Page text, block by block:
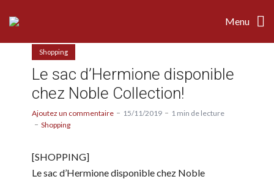
Menu
Shopping
Le sac d’Hermione disponible
chez Noble Collection!
Ajoutez un commentaire 15/11/2019
1 min de lecture
Shopping
[SHOPPING]
Le sac d’Hermione disponible chez Noble